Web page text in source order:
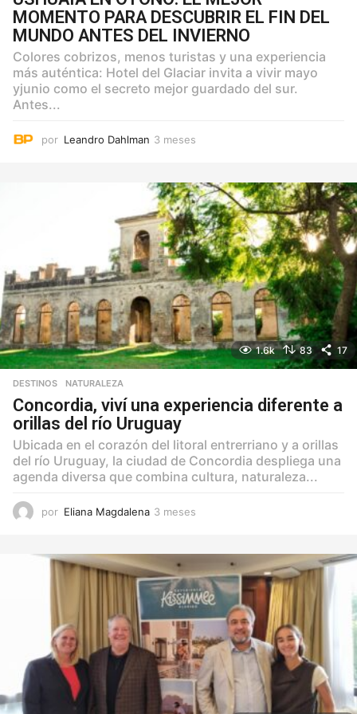
MOMENTO PARA DESCUBRIR EL FIN DEL
MUNDO ANTES DEL INVIERNO
Colores cobrizos, menos turistas y una experiencia
más auténtica: Hotel del Glaciar invita a vivir mayo
yjunio como el secreto mejor guardado del sur.
Antes...
por Leandro Dahlman 3 meses
s
e
s
1.6k 83 17
DESTINOS ,NATURALEZA
Concordia, viví una experiencia diferente a
orillas del río Uruguay
Ubicada en el corazón del litoral entrerriano y a orillas
del río Uruguay, la ciudad de Concordia despliega una
agenda diversa que combina cultura, naturaleza...
por Eliana Magdalena 3 meses
s
e
s